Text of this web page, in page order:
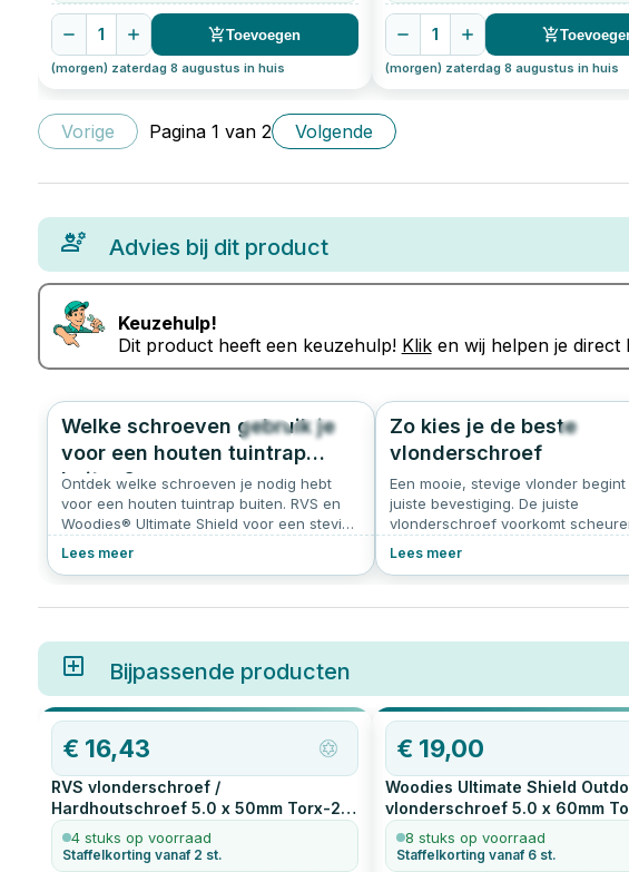
1 Toevoegen
(morgen) zaterdag 8 augustus in huis
1
(morgen) zaterdag 8 augustus in huis
Vorige Pagina 1 van 2 Volgende
Advies bij dit product
Keuzehulp!
Dit product heeft een keuzehulp! Kliken wij helpen je direct
43 0.0
Welke schroeven gebruik je
voor een houten tuintrap
buiten?
Ontdek welke schroeven je nodig hebt
voor een houten tuintrap buiten. RVS en
Woodies® Ultimate Shield voor een stevige
Lees meer
Zo kies je de beste
vlonderschroef
Een mooie, stevige vlonder begint
juiste bevestiging. De juiste
vlonderschroef voorkomt
levensduur van je terras.
Lees meer
Bijpassende producten
€ 16,43
RVS vlonderschroef /
Hardhoutschroef 5.0 x 50mm Torx-25
200
stuks
4 stuks op voorraad
Staffelkorting vanaf 2 st.
€ 19,00
Woodies Ultimate Shield
vlonderschroef 5.0 x 60mm
200
stuks
8 stuks op voorraad
Staffelkorting vanaf 6 st.